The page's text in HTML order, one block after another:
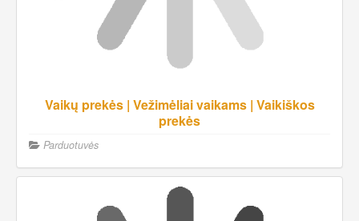
Vaikų prekės | Vežimėliai vaikams | Vaikiškos
prekės
Parduotuvės